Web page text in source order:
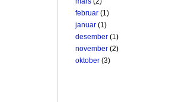
februar (1)
januar (1)
desember (1)
november (2)
oktober (3)